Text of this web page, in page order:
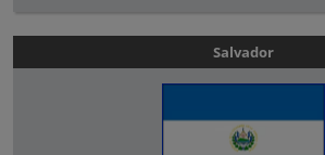
Salvador